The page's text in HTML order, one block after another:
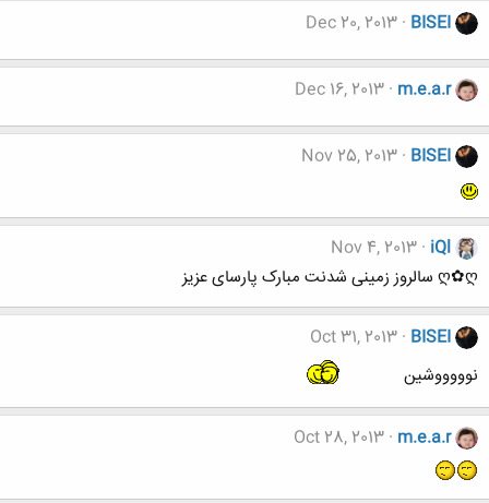
BISEI
Dec 20, 2013
m.e.a.r
Dec 16, 2013
BISEI
Nov 25, 2013
iQl
Nov 4, 2013
ღ✿ღ سالروز زمینی شدنت مبارک پارسای عزیز
BISEI
Oct 31, 2013
نوووووشین
m.e.a.r
Oct 28, 2013